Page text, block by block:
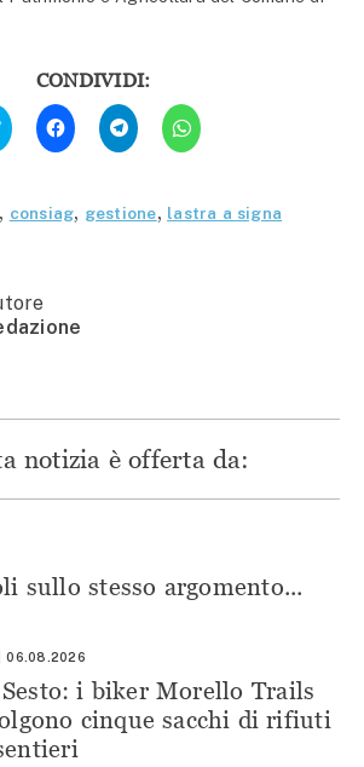
CONDIVIDI:
Fai
clic
qui
Twitter
(Si
finestra)
Fai
clic
per
condividere
(Si
apre
Fai
clic
per
condividere
(Si
apre
Fai
clic
per
(Si
apre
, consiag, gestione, lastra a signa
notizia è offerta da:
sullo stesso argomento...
06.08.2026
i biker Morello Trails
cinque sacchi di rifiuti